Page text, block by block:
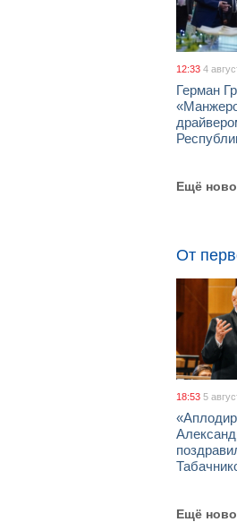
12:33 4
Герман
Ещё
От
18:53 5
Ещё